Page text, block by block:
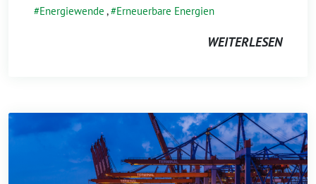
Energiewende , Erneuerbare Energien
WEITERLESEN